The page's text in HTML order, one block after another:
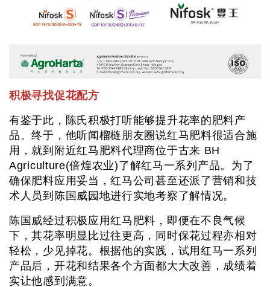
积极寻找促花配方
有鉴于此，陈氏积极打听能够提升花率的肥料产
品。终于，他听闻榴梿朋友圈说红马肥料很适合施
用，就到附近红马肥料代理商位于古来 BH
Agriculture(倍煌农业)了解红马一系列产品。为了
确保肥料应用妥当，红马公司甚至还派了营销和技
术人员到陈国威园地进行实地考察了解情况。
陈国威经过积极应用红马肥料，即便在不良气候
下，其花率明显比过往更高，同时保花过程亦相对
轻松，少见掉花。根据他的实践，试用红马一系列
产品后，开花和结果各个方面都大大改善，成绩着
实让他感到满意。